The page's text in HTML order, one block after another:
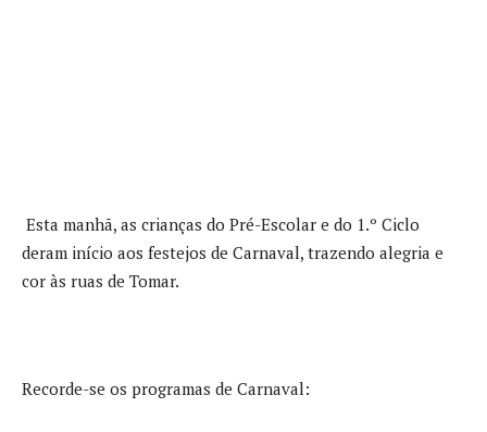
Esta manhã, as crianças do Pré-Escolar e do 1.º Ciclo
deram início aos festejos de Carnaval, trazendo alegria e
cor às ruas de Tomar.
Recorde-se os programas de Carnaval: